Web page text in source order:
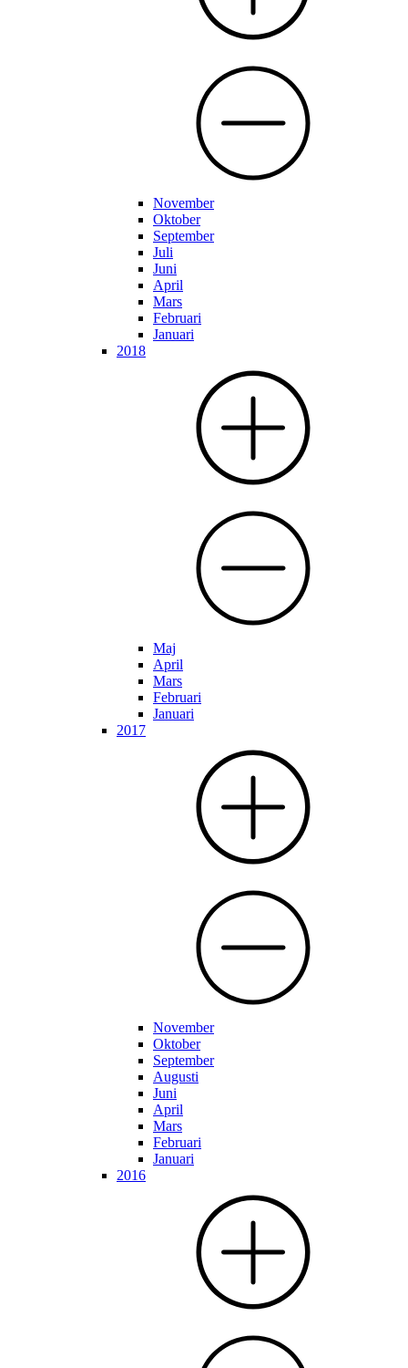
November
Oktober
September
Juli
Juni
April
Mars
Februari
Januari
2018
Maj
April
Mars
Februari
Januari
2017
November
Oktober
September
Augusti
Juni
April
Mars
Februari
Januari
2016